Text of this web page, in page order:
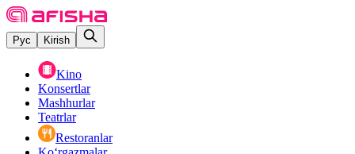
Рус Kirish
Kino
Konsertlar
Mashhurlar
Teatrlar
Restoranlar